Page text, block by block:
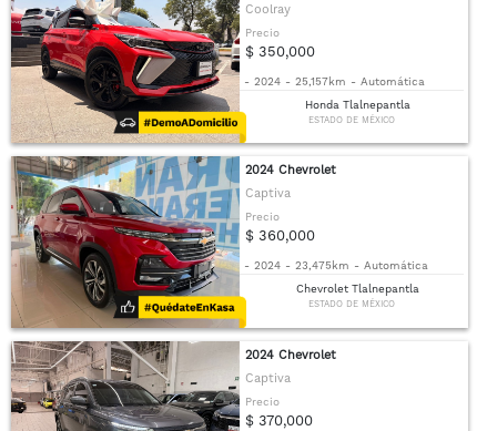
Coolray
Precio
$ 350,000
- 2024 - 25,157km - Automática
Honda Tlalnepantla
ESTADO DE MÉXICO
2024 Chevrolet
Captiva
Precio
$ 360,000
- 2024 - 23,475km - Automática
Chevrolet Tlalnepantla
ESTADO DE MÉXICO
2024 Chevrolet
Captiva
Precio
$ 370,000